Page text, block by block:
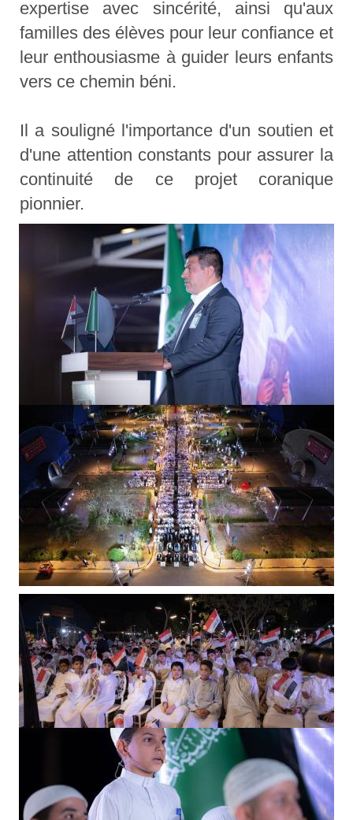
expertise avec sincérité, ainsi qu'aux
familles des élèves pour leur confiance et
leur enthousiasme à guider leurs enfants
vers ce chemin béni.
Il a souligné l'importance d'un soutien et
d'une attention constants pour assurer la
continuité de ce projet coranique
pionnier.